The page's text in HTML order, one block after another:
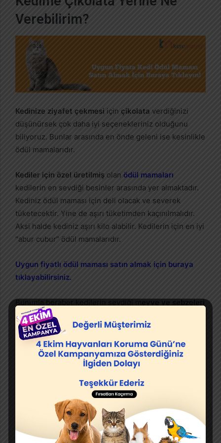
Verebilirim?
Kedinize ziyafet çekmesi için çikolata verdiğinizi
düşünürsek çok daha iyi seçenekleriniz olduğunu
biliyoruz. Bunlar arasında en önde geleni ise kesinlikle
ödül mamalarıdır.
Kediler için özel üretilmiş olan ödül mamaları
kedilerin en sevdiği besinler arasında yer almaktadır.
Kediniz ödül maması için deli olacak ve severek
tüketecektir. Yine de aşırı tüketimden kaçınılmalıdır.
Aksi halde kediniz aşırı kilo alabilir. Kedilerin için en iyi
“abur cubur” ödül mamalarıdır.
Uygun fiyatlı ödül maması satın almak için buraya
tıklayabilirsiniz.
Bununla beraber kedilerin sevdiği m
eyve ve sebzeleri
tüketmesine
mersini, havuç, kavun, tatlı patates kediler tarafından
çok sevilerek tüketilir.
Kedilerde soğuk algınlığı neden
Kedilerde Sağlıklı Beslenme
İçin Ne Yapmalıyım?